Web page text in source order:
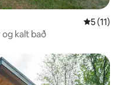
5 af 5 í
5 (11)
kalt bað